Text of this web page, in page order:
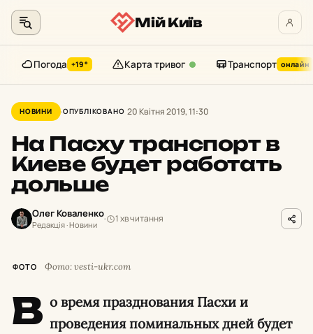
до
контенту
Мій Київ
Погода +19° Карта тривог Транспорт онлайн
НОВИНИ ОПУБЛІКОВАНО 20 Квітня 2019, 11:30
На Пасху транспорт в
Киеве будет работать
дольше
Олег Коваленко
Редакція · Новини
1 хв читання
ФОТО Фото: vesti-ukr.com
В о время празднования Пасхи и
проведения поминальных дней будет